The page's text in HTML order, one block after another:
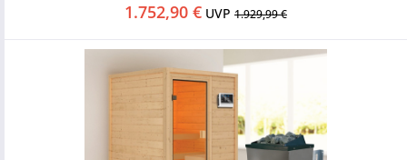
1.752,90 € UVP 1.929,99 €